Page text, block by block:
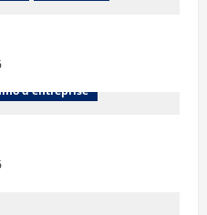
d'entreprise